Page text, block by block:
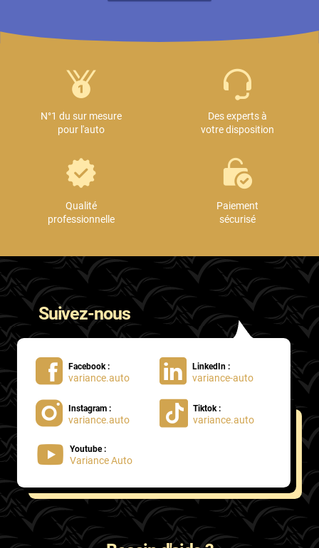
N°1 du sur mesure
pour l'auto
Des experts à
votre disposition
Qualité
professionnelle
Paiement
sécurisé
Suivez-nous
Facebook :
variance.auto
LinkedIn :
variance-auto
Instagram :
variance.auto
Tiktok :
variance.auto
Youtube :
Variance Auto